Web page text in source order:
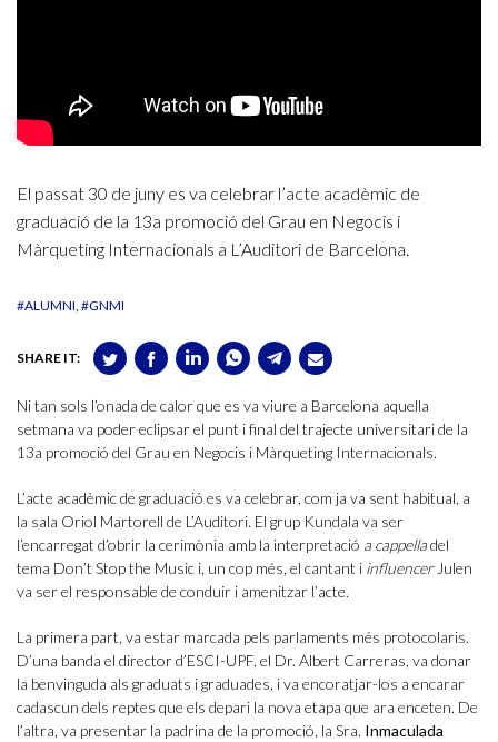
El passat 30 de juny es va celebrar l’acte acadèmic de
graduació de la 13a promoció del Grau en Negocis i
Màrqueting Internacionals a L’Auditori de Barcelona.
#ALUMNI #GNMI
SHARE IT:
Ni tan sols l’onada de calor que es va viure a Barcelona aquella
setmana va poder eclipsar el punt i final del trajecte universitari de la
13a promoció del Grau en Negocis i Màrqueting Internacionals.
L’acte acadèmic de graduació es va celebrar, com ja va sent habitual, a
la sala Oriol Martorell de L’Auditori. El grup Kundala va ser
l’encarregat d’obrir la cerimònia amb la interpretació a cappelladel
tema Don’t Stop the Music i, un cop més, el cantant i influencerJulen
va ser el responsable de conduir i amenitzar l’acte.
La primera part, va estar marcada pels parlaments més protocolaris.
D’una banda el director d’ESCI-UPF, el Dr. Albert Carreras, va donar
la benvinguda als graduats i graduades, i va encoratjar-los a encarar
cadascun dels reptes que els depari la nova etapa que ara enceten. De
l’altra, va presentar la padrina de la promoció, la Sra. Inmaculada